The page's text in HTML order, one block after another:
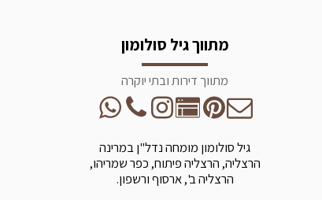
מתווך גיל סולומון
מתווך דירות ובתי יוקרה
גיל סולומון מומחה נדל"ן במרינה
הרצליה, הרצליה פיתוח, כפר שמריהו,
הרצליה ב', ארסוף ורשפון.